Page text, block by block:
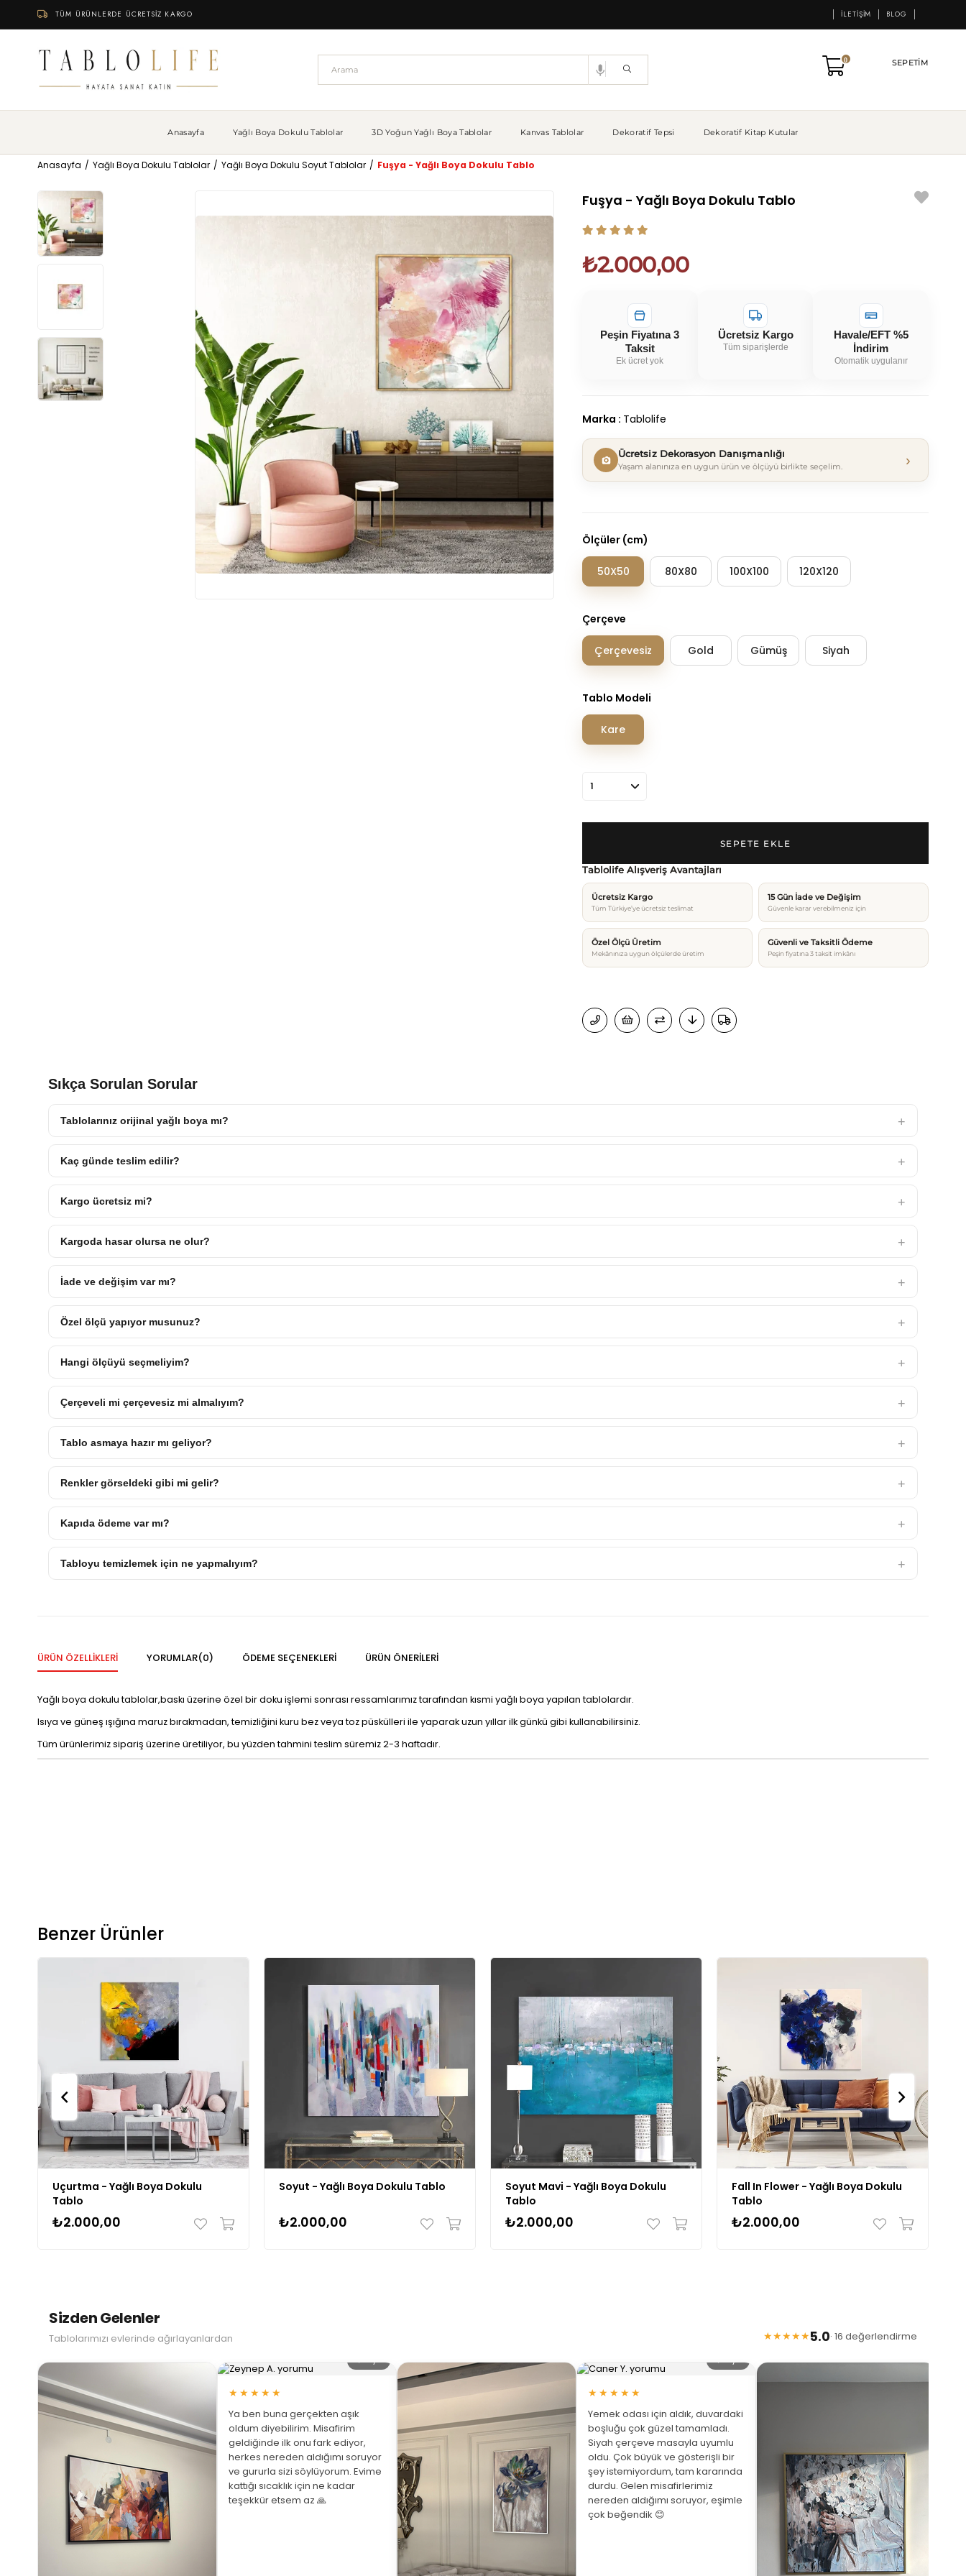
TÜM ÜRÜNLERDE ÜCRETSİZ KARGO İLETIŞIM BLOG
SEPETIM
0
Anasayfa Yağlı Boya Dokulu Tablolar 3D Yoğun Yağlı Boya Tablolar Kanvas Tablolar Dekoratif Tepsi Dekoratif Kitap Kutular
Anasayfa Yağlı Boya Dokulu Tablolar Yağlı Boya Dokulu Soyut Tablolar Fuşya - Yağlı Boya Dokulu Tablo
Fuşya - Yağlı Boya Dokulu Tablo
₺2.000,00
Peşin Fiyatına 3
Taksit
Ek ücret yok
Ücretsiz Kargo
Tüm siparişlerde
Havale/EFT %5
İndirim
Otomatik uygulanır
Marka : Tablolife
Ücretsiz Dekorasyon Danışmanlığı
Yaşam alanınıza en uygun ürün ve ölçüyü birlikte seçelim. ›
Ölçüler (cm)
50X50 80X80 100X100 120X120
Çerçeve
Çerçevesiz Gold Gümüş Siyah
Tablo Modeli
Kare
Tablolife Alışveriş Avantajları
Ücretsiz Kargo
Tüm Türkiye’ye ücretsiz teslimat
15 Gün İade ve Değişim
Güvenle karar verebilmeniz için
Özel Ölçü Üretim
Mekânınıza uygun ölçülerde üretim
Güvenli ve Taksitli Ödeme
Peşin fiyatına 3 taksit imkânı
Sıkça Sorulan Sorular
Tablolarınız orijinal yağlı boya mı?
Kaç günde teslim edilir?
Kargo ücretsiz mi?
Kargoda hasar olursa ne olur?
İade ve değişim var mı?
Özel ölçü yapıyor musunuz?
Hangi ölçüyü seçmeliyim?
Çerçeveli mi çerçevesiz mi almalıyım?
Tablo asmaya hazır mı geliyor?
Renkler görseldeki gibi mi gelir?
Kapıda ödeme var mı?
Tabloyu temizlemek için ne yapmalıyım?
ÜRÜN ÖZELLIKLERI YORUMLAR(0) ÖDEME SEÇENEKLERI ÜRÜN ÖNERILERI
Yağlı boya dokulu tablolar,baskı üzerine özel bir doku işlemi sonrası ressamlarımız tarafından kısmi yağlı boya yapılan tablolardır.
Isıya ve güneş ışığına maruz bırakmadan, temizliğini kuru bez veya toz püskülleri ile yaparak uzun yıllar ilk günkü gibi kullanabilirsiniz.
Tüm ürünlerimiz sipariş üzerine üretiliyor, bu yüzden tahmini teslim süremiz 2-3 haftadır.
Benzer Ürünler
Uçurtma - Yağlı Boya Dokulu
Tablo
₺2.000,00
Soyut - Yağlı Boya Dokulu Tablo
₺2.000,00
Soyut Mavi - Yağlı Boya Dokulu
Tablo
₺2.000,00
Fall In Flower - Yağlı Boya Dokulu
Tablo
₺2.000,00
Sizden Gelenler
Tablolarımızı evlerinde ağırlayanlardan ★★★★★5.0· 16 değerlendirme
★★★★★
Ya ben buna gerçekten aşık
oldum diyebilirim. Misafirim
geldiğinde ilk onu fark ediyor,
herkes nereden aldığımı soruyor
ve gururla sizi söylüyorum. Evime
kattığı sıcaklık için ne kadar
teşekkür etsem az 🙏
★★★★★
Yemek odası için aldık, duvardaki
boşluğu çok güzel tamamladı.
Siyah çerçeve masayla uyumlu
oldu. Çok büyük ve gösterişli bir
şey istemiyordum, tam kararında
durdu. Gelen misafirlerimiz
nereden aldığımı soruyor, eşimle
çok beğendik 😊